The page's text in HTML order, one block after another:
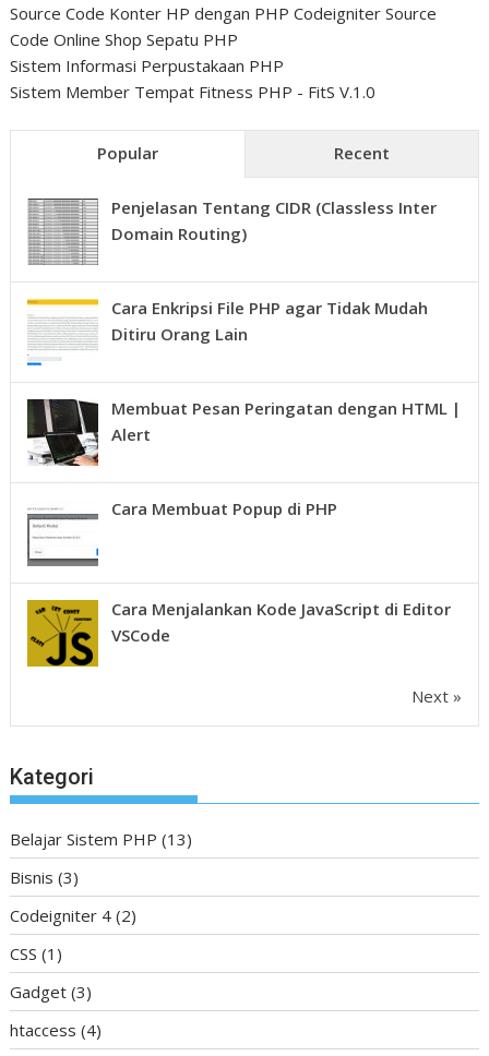
Source Code Konter HP dengan PHP Codeigniter Source
Code Online Shop Sepatu PHP
Sistem Informasi Perpustakaan PHP
Sistem Member Tempat Fitness PHP - FitS V.1.0
Popular Recent
Penjelasan Tentang CIDR (Classless Inter
Domain Routing)
Cara Enkripsi File PHP agar Tidak Mudah
Ditiru Orang Lain
Membuat Pesan Peringatan dengan HTML |
Alert
Cara Membuat Popup di PHP
Cara Menjalankan Kode JavaScript di Editor
VSCode
Next »
Kategori
Belajar Sistem PHP (13)
Bisnis (3)
Codeigniter 4 (2)
CSS (1)
Gadget (3)
htaccess (4)